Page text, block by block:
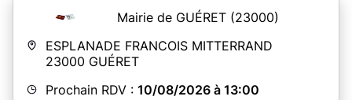
Mairie de GUÉRET (23000)
ESPLANADE FRANCOIS MITTERRAND
23000 GUÉRET
Prochain RDV : 10/08/2026 à 13:00